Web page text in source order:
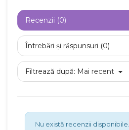
Recenzii (0)
Întrebări și răspunsuri (0)
Filtrează după: Mai recent
Nu există recenzii disponibile.